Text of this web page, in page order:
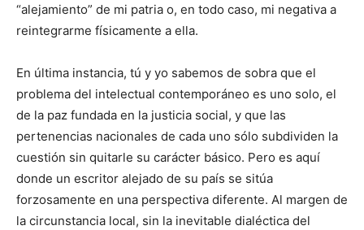
“alejamiento” de mi patria o, en todo caso, mi negativa a
reintegrarme físicamente a ella.
En última instancia, tú y yo sabemos de sobra que el
problema del intelectual contemporáneo es uno solo, el
de la paz fundada en la justicia social, y que las
pertenencias nacionales de cada uno sólo subdividen la
cuestión sin quitarle su carácter básico. Pero es aquí
donde un escritor alejado de su país se sitúa
forzosamente en una perspectiva diferente. Al margen de
la circunstancia local, sin la inevitable dialéctica del